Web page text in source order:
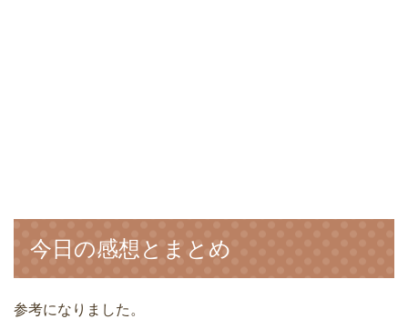
今日の感想とまとめ
参考になりました。